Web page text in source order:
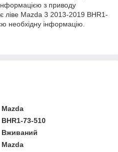
з приводу
ліве Mazda 3 2013-2019 BHR1-
необхідну інформацію.
Mazda
BHR1-73-510
Вживаний
Mazda